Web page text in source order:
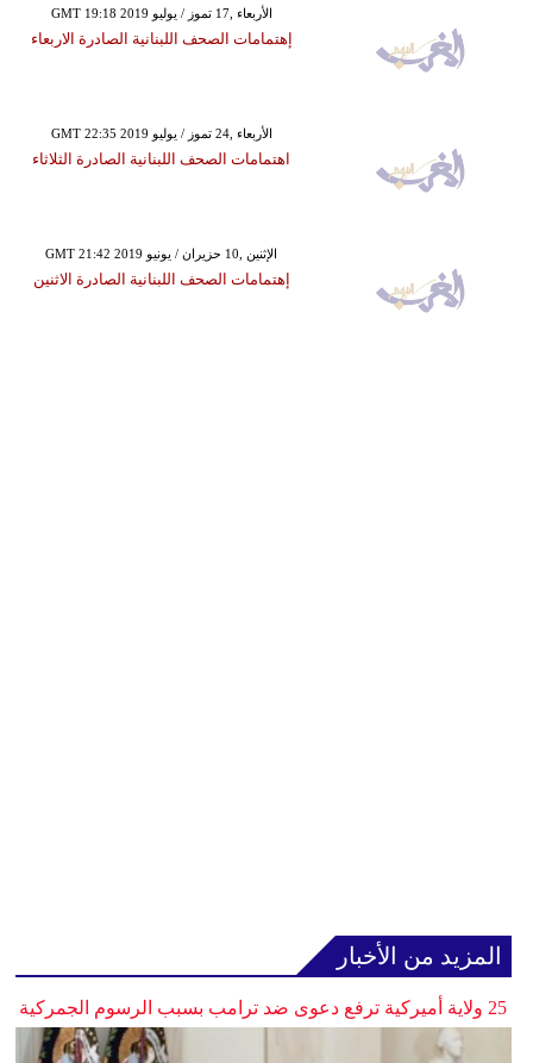
GMT 19:18 2019 الأربعاء ,17 تموز / يوليو
إهتمامات الصحف اللبنانية الصادرة الاربعاء
GMT 22:35 2019 الأربعاء ,24 تموز / يوليو
اهتمامات الصحف اللبنانية الصادرة الثلاثاء
GMT 21:42 2019 الإثنين ,10 حزيران / يونيو
إهتمامات الصحف اللبنانية الصادرة الاثنين
المزيد من الأخبار
25 ولاية أميركية ترفع دعوى ضد ترامب بسبب الرسوم الجمركية